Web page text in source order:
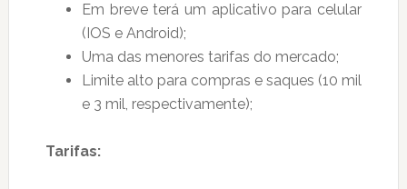
Em breve terá um aplicativo para celular
(IOS e Android);
Uma das menores tarifas do mercado;
Limite alto para compras e saques (10 mil
e 3 mil, respectivamente);
Tarifas: